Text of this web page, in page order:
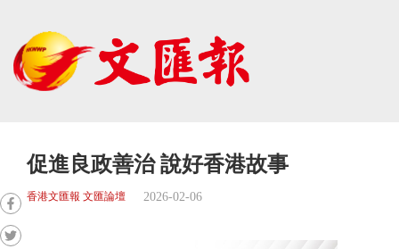
促進良政善治 說好香港故事
香港文匯報 文匯論壇 2026-02-06